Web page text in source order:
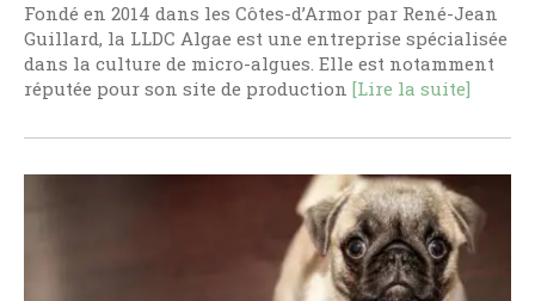
Fondé en 2014 dans les Côtes-d’Armor par René-Jean
Guillard, la LLDC Algae est une entreprise spécialisée
dans la culture de micro-algues. Elle est notamment
réputée pour son site de production [Lire la suite]